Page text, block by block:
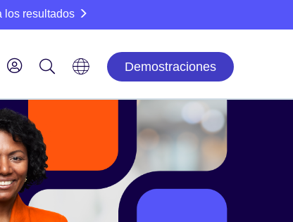
los resultados
Demostraciones